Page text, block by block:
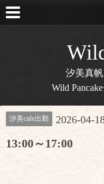
汐美真
Wild
汐美cafe出勤 2026-04-
13:00～17:00